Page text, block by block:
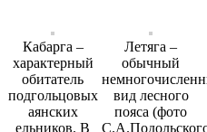
Кабарга –
характерный
обитатель
подгольцовых
аянских
ельников. В
Летяга –
обычный
вид лесного
пояса (фото